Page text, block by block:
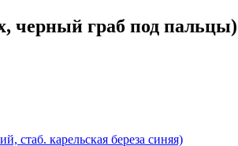
черный граб под